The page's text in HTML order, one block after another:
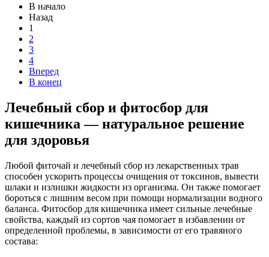
В начало
Назад
1
2
3
4
Вперед
В конец
Лечебный сбор и фитосбор для
кишечника — натуральное решение
для здоровья
Любой фиточай и лечебный сбор из лекарственных трав
способен ускорить процессы очищения от токсинов, вывести
шлаки и излишки жидкости из организма. Он также помогает
бороться с лишним весом при помощи нормализации водного
баланса. Фитосбор для кишечника имеет сильные лечебные
свойства, каждый из сортов чая помогает в избавлении от
определенной проблемы, в зависимости от его травяного
состава: